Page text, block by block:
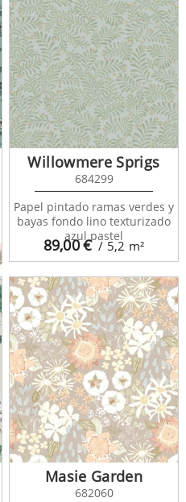
89,00€ / 5,2 m²
Willowmere Sprigs
684299
Papel pintado ramas verdes y
bayas fondo lino texturizado
azul pastel
Masie Garden
682060